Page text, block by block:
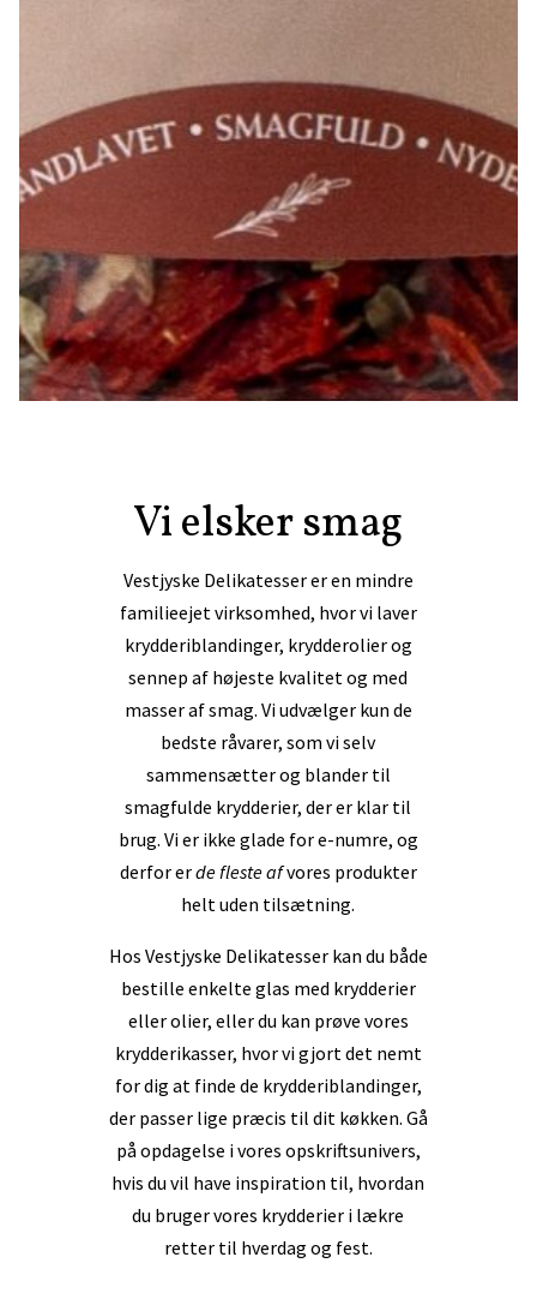
Vi elsker smag
Vestjyske Delikatesser er en mindre
familieejet virksomhed, hvor vi laver
krydderiblandinger, krydderolier og
sennep af højeste kvalitet og med
masser af smag. Vi udvælger kun de
bedste råvarer, som vi selv
sammensætter og blander til
smagfulde krydderier, der er klar til
brug. Vi er ikke glade for e-numre, og
derfor erde fleste afvores produkter
helt uden tilsætning.
Hos Vestjyske Delikatesser kan du både
bestille enkelte glas med krydderier
eller olier, eller du kan prøve vores
krydderikasser, hvor vi gjort det nemt
for dig at finde de krydderiblandinger,
der passer lige præcis til dit køkken. Gå
på opdagelse i vores opskriftsunivers,
hvis du vil have inspiration til, hvordan
du bruger vores krydderier i lækre
retter til hverdag og fest.